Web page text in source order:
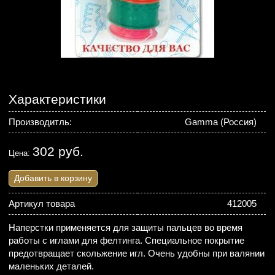
Характеристики
Производитль: Gamma (Россия)
Цена:302 руб.
Добавить в корзину
Артикул товара 412005
Наперстки применяется для защиты пальцев во время
работы с иглами для фелтинга. Специальное покрытие
предотвращает скольжение игл. Очень удобны при валянии
маленьких деталей.